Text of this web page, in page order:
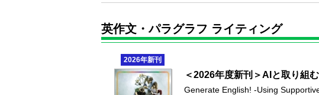
英作文・パラグラフ ライティング
2026年新刊
＜2026年度新刊＞AIと取り組
Generate English! -Using